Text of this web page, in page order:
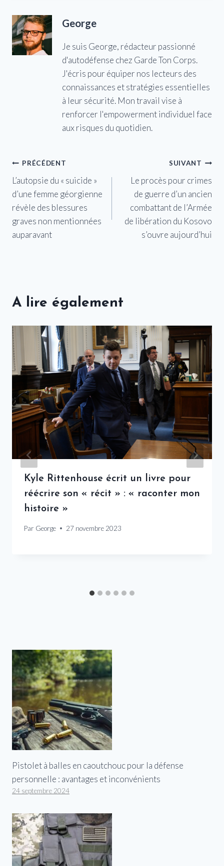
George
Je suis George, rédacteur passionné
d'autodéfense chez Garde Ton Corps.
J'écris pour équiper nos lecteurs des
connaissances et stratégies essentielles
à leur sécurité. Mon travail vise à
renforcer l'empowerment individuel face
aux risques du quotidien.
Navigation
de
l’article
PRÉCÉDENT
L’autopsie du « suicide »
d’une femme géorgienne
révèle des blessures
graves non mentionnées
auparavant
SUIVANT
Le procès pour crimes
de guerre d’un ancien
combattant de l’Armée
de libération du Kosovo
s’ouvre aujourd’hui
A lire également
Kyle Rittenhouse écrit un livre pour
réécrire son « récit » : « raconter mon
histoire »
Par George 27 novembre 2023
Pistolet à balles en caoutchouc pour la défense
personnelle : avantages et inconvénients
24 septembre 2024